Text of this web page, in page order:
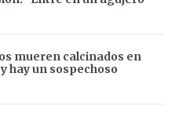
mueren calcinados en
hay un sospechoso